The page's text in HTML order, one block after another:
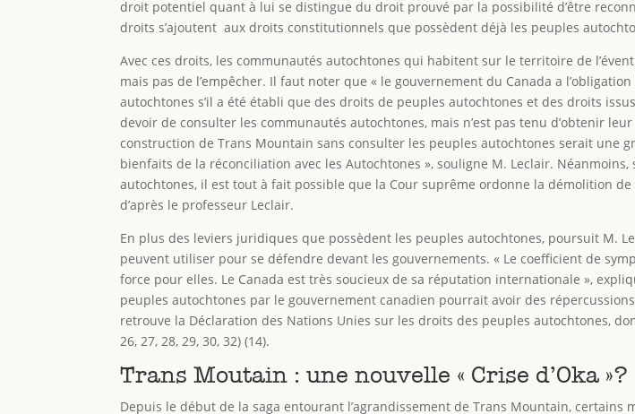
droit potentiel quant à lui se distingue du droit prouvé par la possibilité d’être
droits s’ajoutent aux droits constitutionnels que possèdent déjà les peuples
Avec ces droits, les communautés autochtones qui habitent sur le territoire de
mais pas de l’empêcher. Il faut noter que « le gouvernement du Canada a
autochtones s’il a été établi que des droits de peuples autochtones et des droits
devoir de consulter les communautés autochtones, mais n’est pas tenu d’obtenir
construction de Trans Mountain sans consulter les peuples autochtones serait
bienfaits de la réconciliation avec les Autochtones », souligne M. Leclair.
autochtones, il est tout à fait possible que la Cour suprême ordonne la démolition
d’après le professeur Leclair.
En plus des leviers juridiques que possèdent les peuples autochtones, poursuit M.
peuvent utiliser pour se défendre devant les gouvernements. « Le coefficient de
force pour elles. Le Canada est très soucieux de sa réputation internationale »,
peuples autochtones par le gouvernement canadien pourrait avoir des
retrouve la Déclaration des Nations Unies sur les droits des peuples autochtones,
26, 27, 28, 29, 30, 32) (14).
Trans Moutain : une nouvelle « Crise
Depuis le début de la saga entourant l’agrandissement de Trans Mountain,